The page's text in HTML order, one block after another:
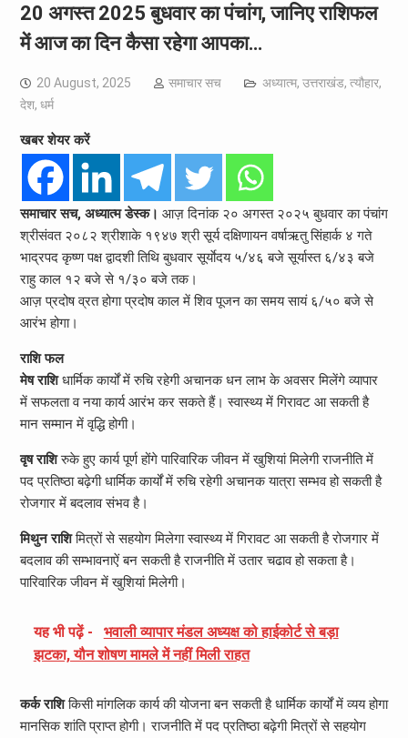
20 अगस्त 2025 बुधवार का पंचांग, जानिए राशिफल
में आज का दिन कैसा रहेगा आपका…
20 August, 2025 समाचार सच अध्यात्म, उत्तराखंड, त्यौहार,
देश, धर्म
खबर शेयर करें
समाचार सच, अध्यात्म डेस्क। आज़ दिनांक २० अगस्त २०२५ बुधवार का पंचांग
श्रीसंवत २०८२ श्रीशाके १९४७ श्री सूर्य दक्षिणायन वर्षाऋतु सिंहार्क ४ गते
भाद्रपद कृष्ण पक्ष द्वादशी तिथि बुधवार सूर्याेदय ५/४६ बजे सूर्यास्त ६/४३ बजे
राहु काल १२ बजे से १/३० बजे तक।
आज़ प्रदोष व्रत होगा प्रदोष काल में शिव पूजन का समय सायं ६/५० बजे से
आरंभ होगा।
राशि फल
मेष राशिधार्मिक कार्यों में रुचि रहेगी अचानक धन लाभ के अवसर मिलेंगे व्यापार
में सफलता व नया कार्य आरंभ कर सकते हैं। स्वास्थ्य में गिरावट आ सकती है
मान सम्मान में वृद्धि होगी।
वृष राशिरुके हुए कार्य पूर्ण होंगे पारिवारिक जीवन में खुशियां मिलेगी राजनीति में
पद प्रतिष्ठा बढ़ेगी धार्मिक कार्यों में रुचि रहेगी अचानक यात्रा सम्भव हो सकती है
रोजगार में बदलाव संभव है।
मिथुन राशिमित्रों से सहयोग मिलेगा स्वास्थ्य में गिरावट आ सकती है रोजगार में
बदलाव की सम्भावनाऐं बन सकती है राजनीति में उतार चढाव हो सकता है।
पारिवारिक जीवन में खुशियां मिलेगी।
यह भी पढ़ें -
भवाली व्यापार मंडल अध्यक्ष को हाईकोर्ट से बड़ा
झटका, यौन शोषण मामले में नहीं मिली राहत
कर्क राशिकिसी मांगलिक कार्य की योजना बन सकती है धार्मिक कार्यों में व्यय होगा
मानसिक शांति प्राप्त होगी। राजनीति में पद प्रतिष्ठा बढ़ेगी मित्रों से सहयोग